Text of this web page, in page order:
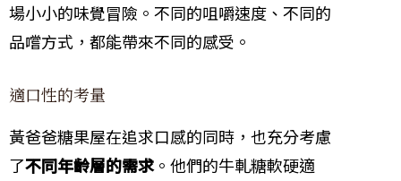
場小小的味覺冒險。不同的咀嚼速度、不同的
品嚐方式，都能帶來不同的感受。
適口性的考量
黃爸爸糖果屋在追求口感的同時，也充分考慮
了不同年齡層的需求。他們的牛軋糖軟硬適